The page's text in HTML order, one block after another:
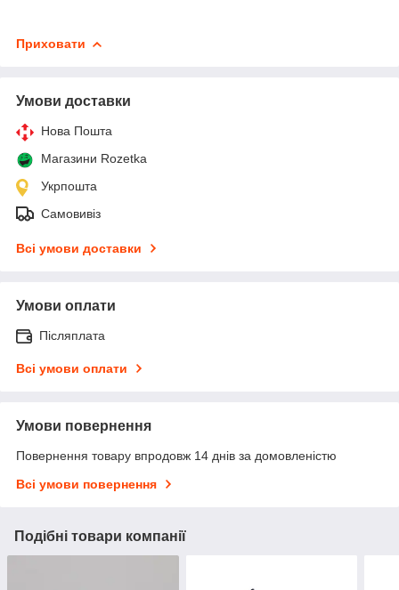
Приховати
Умови доставки
Нова Пошта
Магазини Rozetka
Укрпошта
Самовивіз
Всі умови доставки
Умови оплати
Післяплата
Всі умови оплати
Умови повернення
Повернення товару впродовж 14 днів за домовленістю
Всі умови повернення
Подібні товари компанії